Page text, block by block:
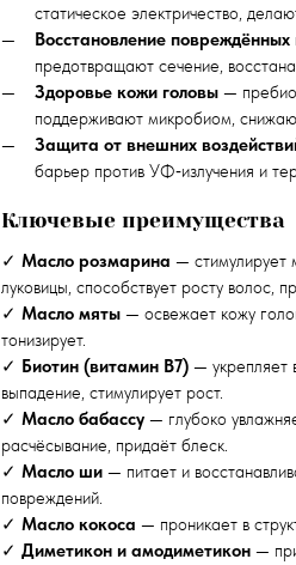
статическое электричество,
Восстановление повреждённых
предотвращают сечение,
Здоровье кожи головы—
поддерживают микробиом,
Защита от внешних
барьер против УФ‑излучения и
Ключевые преимущества
✓ Масло розмарина — стимулирует
луковицы, способствует росту волос,
✓ Масло мяты — освежает кожу
тонизирует.
✓ Биотин (витамин B7) — укрепляет
выпадение, стимулирует рост.
✓ Масло бабассу — глубоко
расчёсывание, придаёт блеск.
✓ Масло ши — питает и
повреждений.
✓ Масло кокоса — проникает в
✓ Диметикон и амодиметикон —